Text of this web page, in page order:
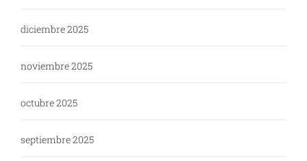
diciembre 2025
noviembre 2025
octubre 2025
septiembre 2025